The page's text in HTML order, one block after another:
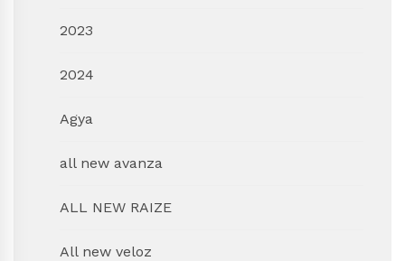
2023
2024
Agya
all new avanza
ALL NEW RAIZE
All new veloz